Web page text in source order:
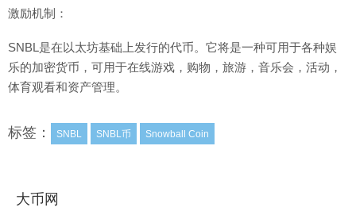
激励机制：
SNBL是在以太坊基础上发行的代币。它将是一种可用于各种娱
乐的加密货币，可用于在线游戏，购物，旅游，音乐会，活动，
体育观看和资产管理。
标签： SNBL SNBL币 Snowball Coin
大币网